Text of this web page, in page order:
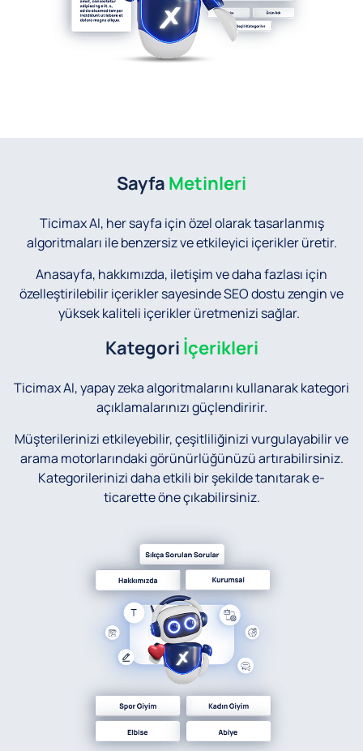
Sayfa Metinleri
Ticimax AI, her sayfa için özel olarak tasarlanmış
algoritmaları ile benzersiz ve etkileyici içerikler üretir.
Anasayfa, hakkımızda, iletişim ve daha fazlası için
özelleştirilebilir içerikler sayesinde SEO dostu zengin ve
yüksek kaliteli içerikler üretmenizi sağlar.
Kategori İçerikleri
Ticimax AI, yapay zeka algoritmalarını kullanarak kategori
açıklamalarınızı güçlendiririr.
Müşterilerinizi etkileyebilir, çeşitliliğinizi vurgulayabilir ve
arama motorlarındaki görünürlüğünüzü artırabilirsiniz.
Kategorilerinizi daha etkili bir şekilde tanıtarak e-
ticarette öne çıkabilirsiniz.